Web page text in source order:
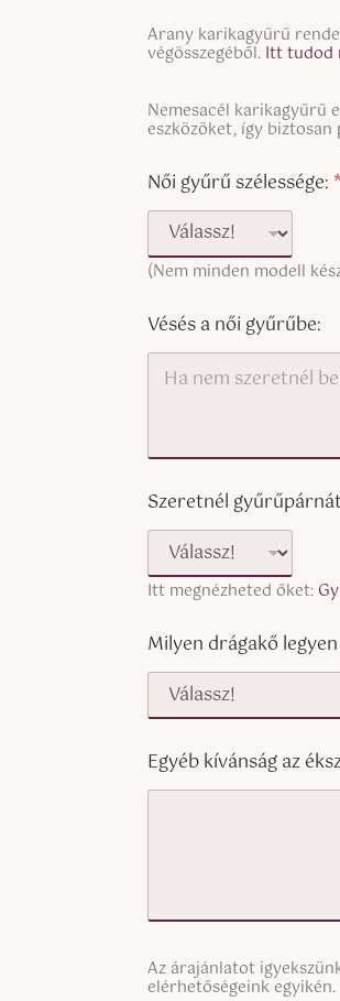
g
l
L
i
n
T
e
S
i
l
e
i
n
e
e
x
(
o
Arany karikagyűrű
végösszegéből. Itt tudod
S
i
g
l
e
i
n
T
e
x
p
)
Nemesacél karikagyűrű
eszközöket, így
Női gyűrű szélessége: *
(Nem minden modell
Vésés a női gyűrűbe:
Szeretnél
Itt megnézheted őket:
Milyen drágakő
Egyéb kívánság az
S
i
Az árajánlatot
elérhetőségeink egyikén.